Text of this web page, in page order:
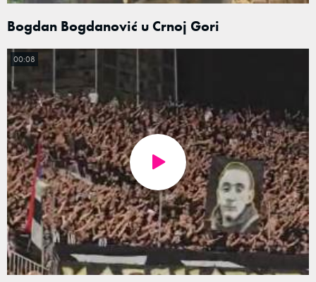
Bogdan Bogdanović u Crnoj Gori
00:08